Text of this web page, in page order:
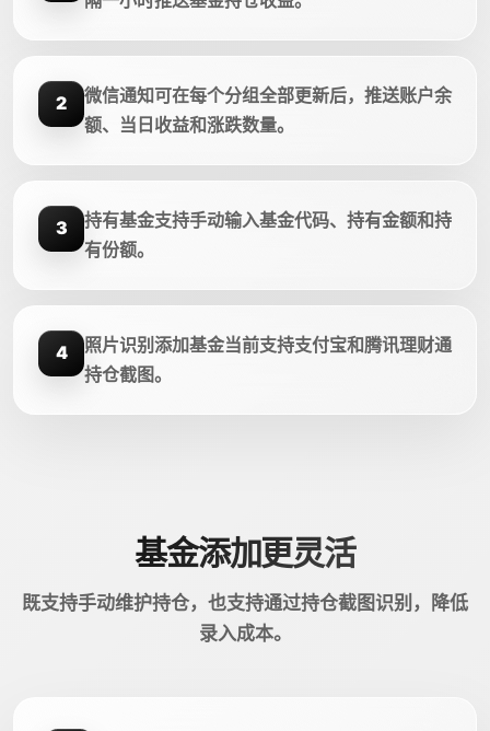
2
微信通知可在每个分组全部更新后，推送账户余
额、当日收益和涨跌数量。
3
持有基金支持手动输入基金代码、持有金额和持
有份额。
4
照片识别添加基金当前支持支付宝和腾讯理财通
持仓截图。
基金添加更灵活
既支持手动维护持仓，也支持通过持仓截图识别，降低
录入成本。